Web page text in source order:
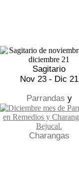
Sagitario
Nov 23 - Dic 21
Parrandas y
Charangas